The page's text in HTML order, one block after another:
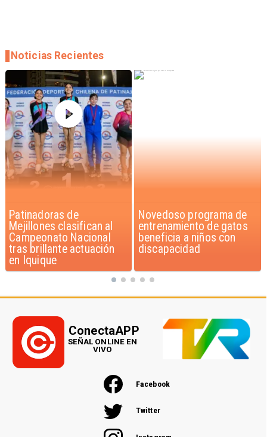
Novedoso programa de
entrenamiento de gatos
beneficia a niños con
discapacidad
Alarmante hábito en
jóvenes de 13 a 15 años
según encuesta del
Minsal
Noticias Recientes
Facebook
Twitter
ConectaAPP
SEÑAL ONLINE EN
VIVO